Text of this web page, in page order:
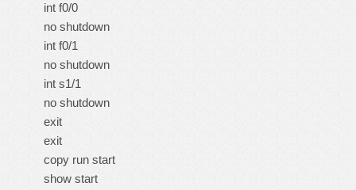
int f0/0
no shutdown
int f0/1
no shutdown
int s1/1
no shutdown
exit
exit
copy run start
show start